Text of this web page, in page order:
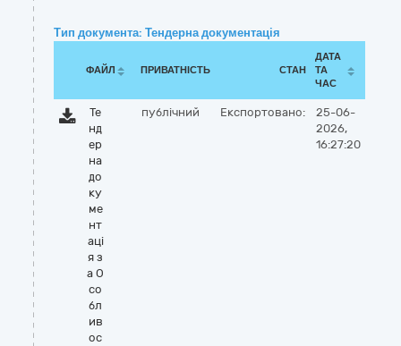
Тип документа: Тендерна документація
ФАЙЛ ПРИВАТНІСТЬ СТАН
ДАТА
ТА
ЧАС
Те
нд
ер
на
до
ку
ме
нт
аці
я з
а О
со
бл
ив
ос
публічний Експортовано:
25-06-
2026,
16:27:20